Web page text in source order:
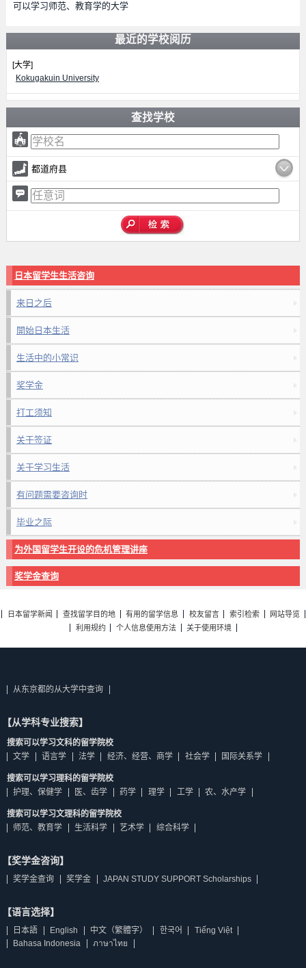
可以学习师范、教育学的大学
最近的学校阅历
[大学]
Kokugakuin University
查找学校
都道府县
日本留学生生活咨询
来日之后
開始日本生活
生活中的小常识
奖学金
打工须知
关于签证
关于学习生活
有问题需要咨询时
毕业之际
为外国留学生开设的危机管理讲座
奖学金查询
日本留学新闻 查找留学目的地 有用的留学信息 校友留言 索引检索
网站导览
利用规约
个人信息使用方法 关于使用环境
从东京都的从大学中查询
【从学科专业搜索】
搜索可以学习文科的留学院校
文学
语言学 法学 经济、经营、商学 社会学 国际关系学
搜索可以学习理科的留学院校
护理、保健学
医、齿学 药学 理学 工学 农、水产学
搜索可以学习文理科的留学院校
师范、教育学
生活科学 艺术学 综合科学
【奖学金咨询】
奖学金查询 奖学金 JAPAN STUDY SUPPORT Scholarships
【语言选择】
日本語 English 中文（繁體字） 한국어
Tiếng Việt
Bahasa Indonesia
ภาษาไทย